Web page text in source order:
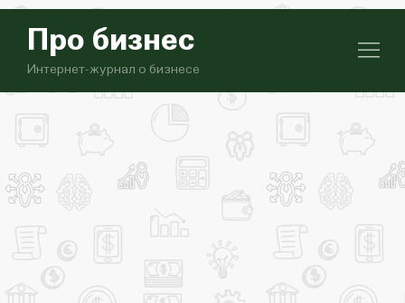
Про бизнес
Интернет-журнал о бизнесе